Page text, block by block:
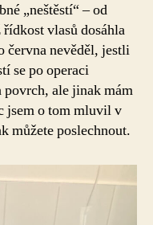
„neštěstí“ – od
vlasů dosáhla
června nevěděl, jestli
se po operaci
povrch, ale jinak mám
jsem o tom mluvil v
můžete poslechnout.